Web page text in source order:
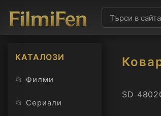
КАТАЛОЗИ
📂 Филми
📂 Сериали
SD 480